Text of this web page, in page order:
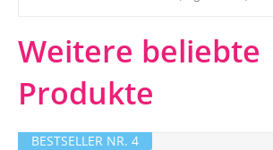
Weitere beliebte
Produkte
BESTSELLER NR. 4